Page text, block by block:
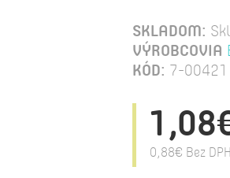
SKLADOM:
VÝROBCOVIA
KÓD: 7-00421
0,88€ Bez